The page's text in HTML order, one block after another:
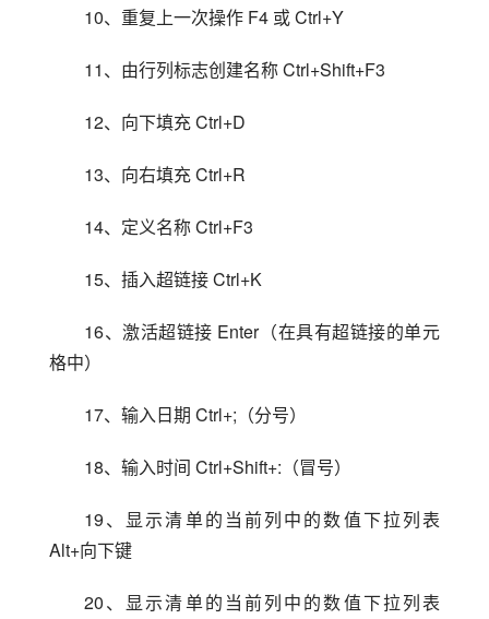
10、重复上一次操作 F4 或 Ctrl+Y
11、由行列标志创建名称 Ctrl+Shift+F3
12、向下填充 Ctrl+D
13、向右填充 Ctrl+R
14、定义名称 Ctrl+F3
15、插入超链接 Ctrl+K
16、激活超链接 Enter（在具有超链接的单元
格中）
17、输入日期 Ctrl+;（分号）
18、输入时间 Ctrl+Shift+:（冒号）
19、显示清单的当前列中的数值下拉列表
Alt+向下键
20、显示清单的当前列中的数值下拉列表